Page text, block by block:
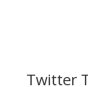
Twitter